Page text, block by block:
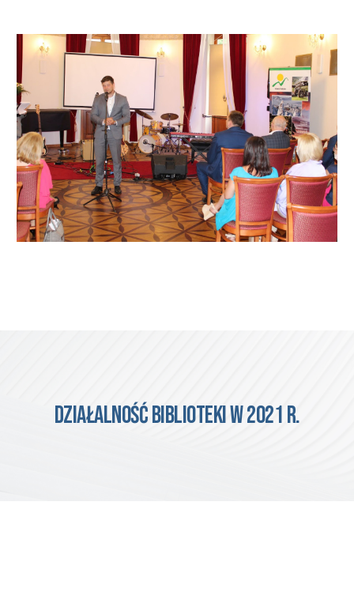
działalność biblioteki w 2021 r.